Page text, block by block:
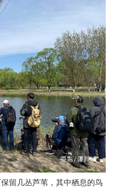
留几丛芦苇，其中栖息的鸟